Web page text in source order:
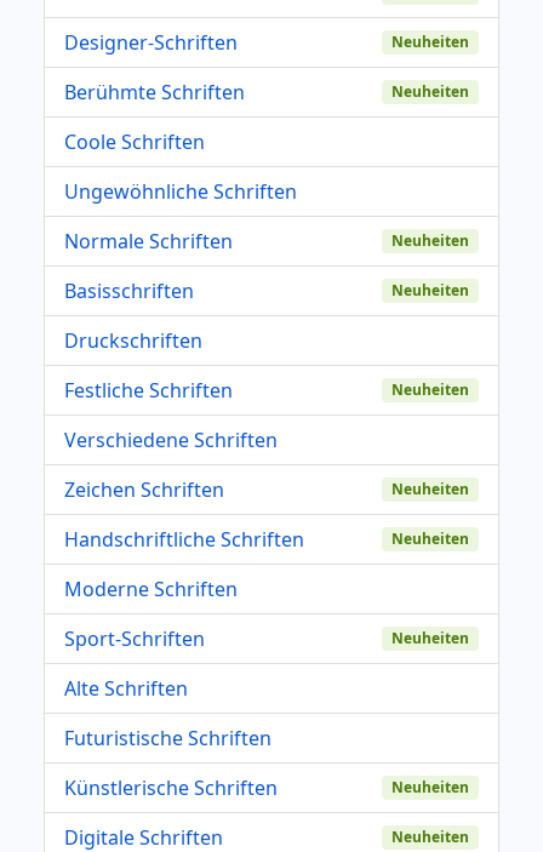
Designer-Schriften Neuheiten
Berühmte Schriften Neuheiten
Coole Schriften
Ungewöhnliche Schriften
Normale Schriften
Neuheiten
Basisschriften Neuheiten
Druckschriften
Festliche Schriften
Neuheiten
Verschiedene Schriften
Zeichen Schriften
Neuheiten
Handschriftliche Schriften Neuheiten
Moderne Schriften
Sport-Schriften
Neuheiten
Alte Schriften
Futuristische Schriften
Künstlerische Schriften
Neuheiten
Digitale Schriften Neuheiten